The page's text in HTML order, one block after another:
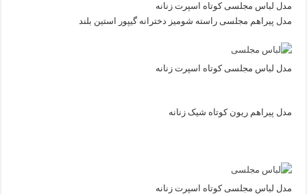
مدل لباس مجلسی کوتاه اسپرت زنانه
مدل پیراهم مجلسی راسته شومیز دخترانه گیپور استین بلند
مدل لباس مجلسی کوتاه اسپرت زنانه
مدل پیراهم ریون کوتاه شیک زنانه
مدل لباس مجلسی کوتاه اسپرت زنانه